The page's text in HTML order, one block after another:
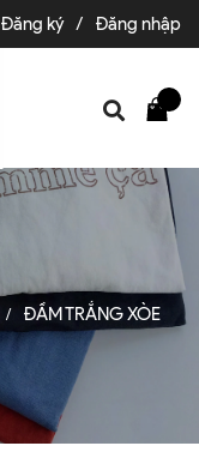
Đăng ký / Đăng nhập
/
ĐẦM TRẮNG XÒE